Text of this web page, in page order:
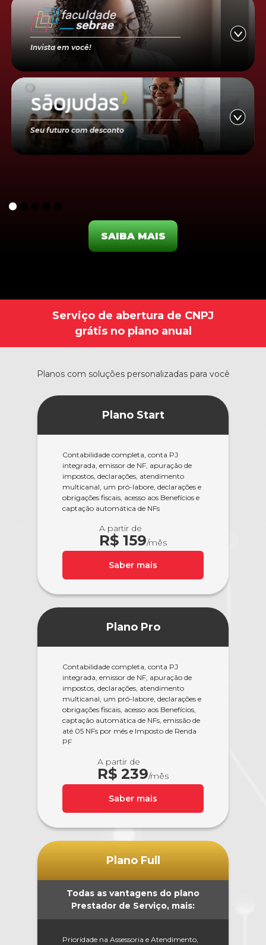
Invista em você!
Seu futuro com desconto
SAIBA MAIS
Serviço de abertura de CNPJ
grátis no plano anual
Planos com soluções personalizadas para você
Plano Start
Contabilidade completa, conta PJ
integrada, emissor de NF, apuração de
impostos, declarações, atendimento
multicanal, um pró-labore, declarações e
obrigações fiscais, acesso aos Benefícios e
captação automática de NFs
A partir de
R$ 159/mês
Saber mais
Plano Pro
Contabilidade completa, conta PJ
integrada, emissor de NF, apuração de
impostos, declarações, atendimento
multicanal, um pró-labore, declarações e
obrigações fiscais, acesso aos Benefícios,
captação automática de NFs, emissão de
até 05 NFs por mês e Imposto de Renda
PF
A partir de
R$ 239/mês
Saber mais
Plano Full
Todas as vantagens do plano
Prestador de Serviço, mais:
Prioridade na Assessoria e Atendimento,